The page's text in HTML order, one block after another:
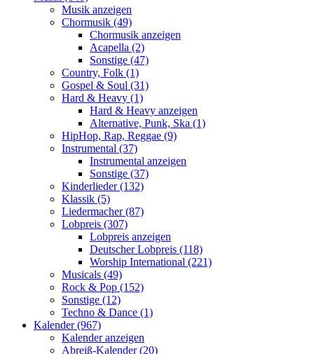
Musik anzeigen
Chormusik (49)
Chormusik anzeigen
Acapella (2)
Sonstige (47)
Country, Folk (1)
Gospel & Soul (31)
Hard & Heavy (1)
Hard & Heavy anzeigen
Alternative, Punk, Ska (1)
HipHop, Rap, Reggae (9)
Instrumental (37)
Instrumental anzeigen
Sonstige (37)
Kinderlieder (132)
Klassik (5)
Liedermacher (87)
Lobpreis (307)
Lobpreis anzeigen
Deutscher Lobpreis (118)
Worship International (221)
Musicals (49)
Rock & Pop (152)
Sonstige (12)
Techno & Dance (1)
Kalender (967)
Kalender anzeigen
Abreiß-Kalender (20)